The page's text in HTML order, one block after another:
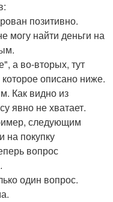
позитивно.
могу найти деньги на
а во-вторых, тут
описано ниже.
Как видно из
явно не хватает.
следующим
на покупку
вопрос
один вопрос.